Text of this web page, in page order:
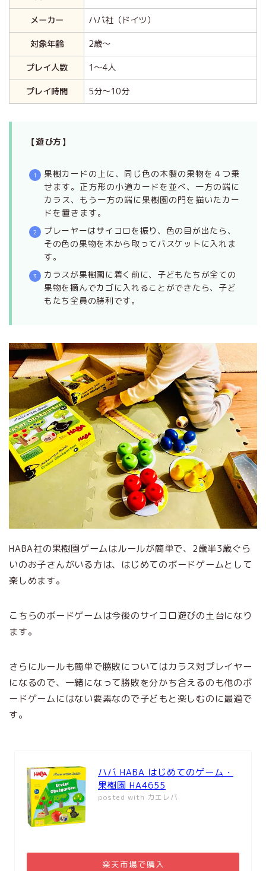
メーカー
ハバ社（ドイツ）
対象年齢
2歳～
プレイ人数
1～4人
プレイ時間
5分～10分
【遊び方】
果樹カードの上に、同じ色の木製の果物を４つ乗
せます。正方形の小道カードを並べ、一方の端に
カラス、もう一方の端に果樹園の門を描いたカー
ドを置きます。
プレーヤーはサイコロを振り、色の目が出たら、
その色の果物を木から取ってバスケットに入れま
す。
カラスが果樹園に着く前に、子どもたちが全ての
果物を摘んでカゴに入れることができたら、子ど
もたち全員の勝利です。
HABA社の果樹園ゲームはルールが簡単で、2歳半3歳ぐら
いのお子さんがいる方は、はじめてのボードゲームとして
楽しめます。
こちらのボードゲームは今後のサイコロ遊びの土台になり
ます。
さらにルールも簡単で勝敗についてはカラス対プレイヤー
になるので、一緒になって勝敗を分かち合えるのも他のボ
ードゲームにはない要素なので子どもと楽しむのに最適で
す。
ハバ HABA はじめてのゲーム・
果樹園 HA4655
posted with カエレバ
楽天市場で購入